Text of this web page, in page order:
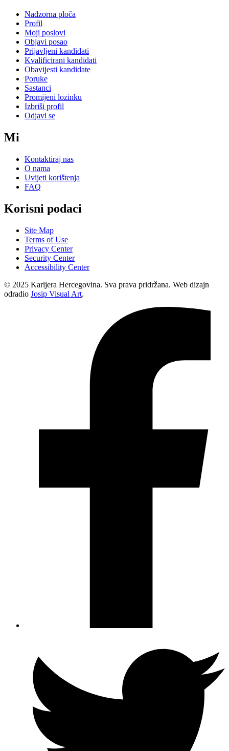
Nadzorna ploča
Profil
Moji poslovi
Objavi posao
Prijavljeni kandidati
Kvalificirani kandidati
Obavijesti kandidate
Poruke
Sastanci
Promijeni lozinku
Izbriši profil
Odjavi se
Mi
Kontaktiraj nas
O nama
Uvijeti korištenja
FAQ
Korisni podaci
Site Map
Terms of Use
Privacy Center
Security Center
Accessibility Center
© 2025 Karijera Hercegovina. Sva prava pridržana. Web dizajn
odradio Josip Visual Art.